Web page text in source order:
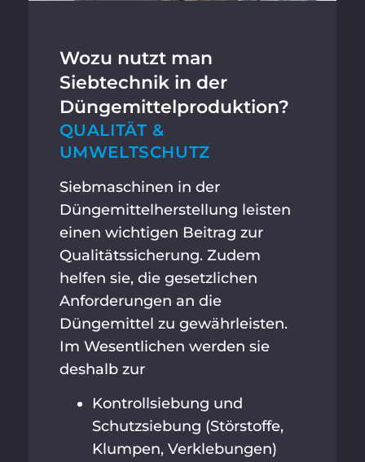
Wozu nutzt man
Siebtechnik in der
Düngemittelproduktion?
QUALITÄT &
UMWELTSCHUTZ
Siebmaschinen in der
Düngemittelherstellung leisten
einen wichtigen Beitrag zur
Qualitätssicherung. Zudem
helfen sie, die gesetzlichen
Anforderungen an die
Düngemittel zu gewährleisten.
Im Wesentlichen werden sie
deshalb zur
Kontrollsiebung und
Schutzsiebung (Störstoffe,
Klumpen, Verklebungen)